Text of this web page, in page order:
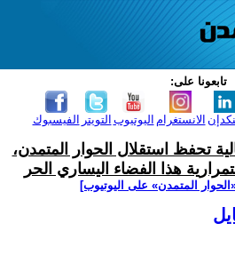
تابعونا على:
الفيسبوك التويتر اليوتيوب الانستغرام
تحفظ استقلال الحوار المتمدن،
هذا الفضاء اليساري الحر
المتمدن» على اليوتيوب]